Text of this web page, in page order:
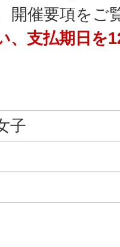
開催要項をご
、支払期日を
子